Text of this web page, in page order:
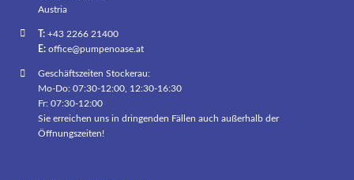
Austria
T:+43 2266 21400
E: office@pumpenoase.at
Geschäftszeiten Stockerau:
Mo-Do: 07:30-12:00, 12:30-16:30
Fr: 07:30-12:00
Sie erreichen uns in dringenden Fällen auch außerhalb der
Öffnungszeiten!